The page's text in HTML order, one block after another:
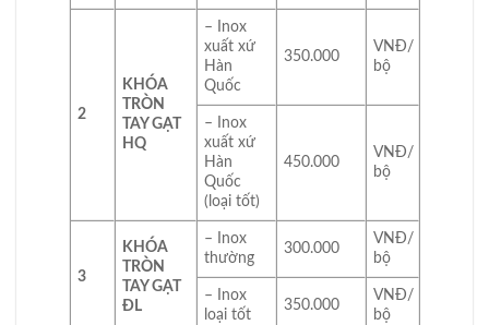
2
KHÓA
TRÒN
TAY GẠT
HQ
– Inox
xuất xứ
Hàn
Quốc
350.000
VNĐ/
bộ
– Inox
xuất xứ
Hàn
Quốc
(loại tốt)
450.000
VNĐ/
bộ
3
KHÓA
TRÒN
TAY GẠT
ĐL
– Inox
thường
300.000
VNĐ/
bộ
– Inox
loại tốt
350.000
VNĐ/
bộ